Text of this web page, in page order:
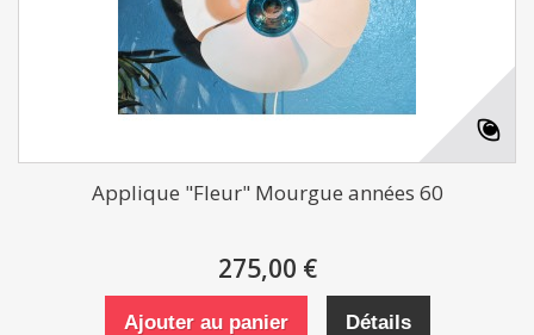
Applique "Fleur" Mourgue années 60
275,00 €
Ajouter au panier Détails